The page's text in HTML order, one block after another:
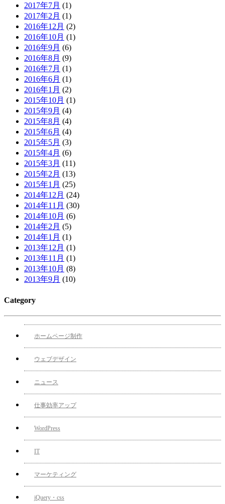
2017年7月 (1)
2017年2月 (1)
2016年12月 (2)
2016年10月 (1)
2016年9月 (6)
2016年8月 (9)
2016年7月 (1)
2016年6月 (1)
2016年1月 (2)
2015年10月 (1)
2015年9月 (4)
2015年8月 (4)
2015年6月 (4)
2015年5月 (3)
2015年4月 (6)
2015年3月 (11)
2015年2月 (13)
2015年1月 (25)
2014年12月 (24)
2014年11月 (30)
2014年10月 (6)
2014年2月 (5)
2014年1月 (1)
2013年12月 (1)
2013年11月 (1)
2013年10月 (8)
2013年9月 (10)
Category
ホームページ制作
ウェブデザイン
ニュース
仕事効率アップ
WordPress
IT
マーケティング
jQuery・css